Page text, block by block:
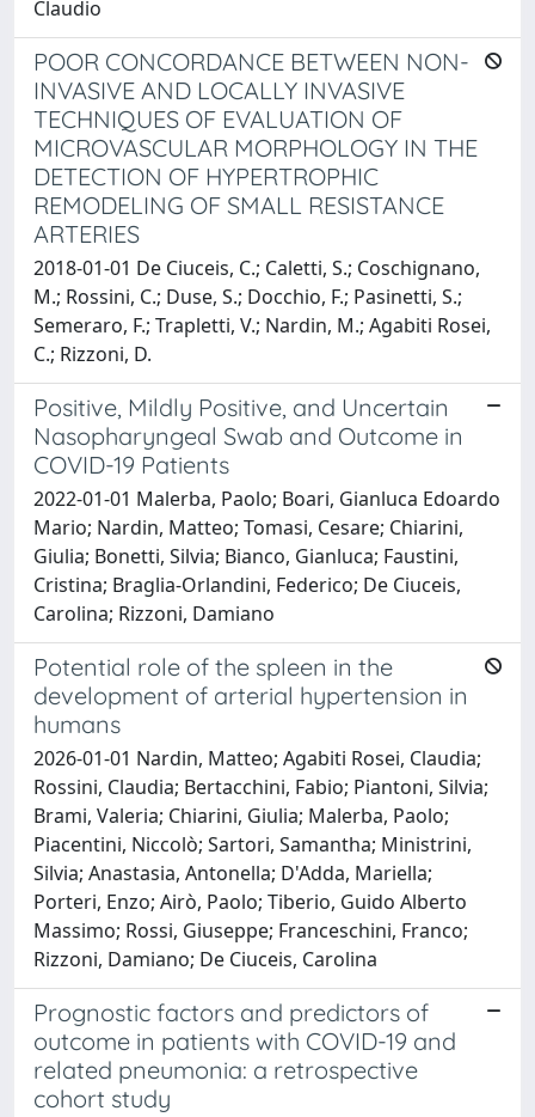
Claudio
POOR CONCORDANCE BETWEEN NON-
INVASIVE AND LOCALLY INVASIVE
TECHNIQUES OF EVALUATION OF
MICROVASCULAR MORPHOLOGY IN THE
DETECTION OF HYPERTROPHIC
REMODELING OF SMALL RESISTANCE
ARTERIES
2018-01-01 De Ciuceis, C.; Caletti, S.; Coschignano,
M.; Rossini, C.; Duse, S.; Docchio, F.; Pasinetti, S.;
Semeraro, F.; Trapletti, V.; Nardin, M.; Agabiti Rosei,
C.; Rizzoni, D.
Positive, Mildly Positive, and Uncertain
Nasopharyngeal Swab and Outcome in
COVID-19 Patients
2022-01-01 Malerba, Paolo; Boari, Gianluca Edoardo
Mario; Nardin, Matteo; Tomasi, Cesare; Chiarini,
Giulia; Bonetti, Silvia; Bianco, Gianluca; Faustini,
Cristina; Braglia-Orlandini, Federico; De Ciuceis,
Carolina; Rizzoni, Damiano
Potential role of the spleen in the
development of arterial hypertension in
humans
2026-01-01 Nardin, Matteo; Agabiti Rosei, Claudia;
Rossini, Claudia; Bertacchini, Fabio; Piantoni, Silvia;
Brami, Valeria; Chiarini, Giulia; Malerba, Paolo;
Piacentini, Niccolò; Sartori, Samantha; Ministrini,
Silvia; Anastasia, Antonella; D'Adda, Mariella;
Porteri, Enzo; Airò, Paolo; Tiberio, Guido Alberto
Massimo; Rossi, Giuseppe; Franceschini, Franco;
Rizzoni, Damiano; De Ciuceis, Carolina
Prognostic factors and predictors of
outcome in patients with COVID-19 and
related pneumonia: a retrospective
cohort study